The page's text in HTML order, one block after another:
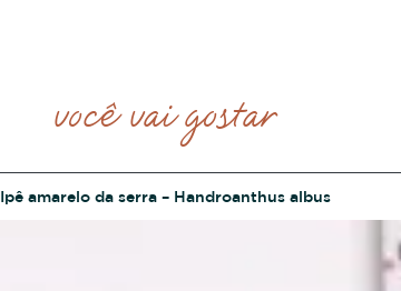
você vai gostar
Ipê amarelo da serra – Handroanthus albus